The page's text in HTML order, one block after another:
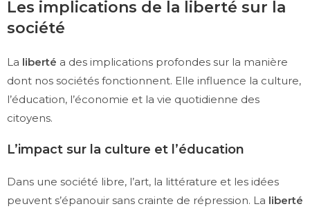
Les implications de la liberté sur la
société
La liberté a des implications profondes sur la manière
dont nos sociétés fonctionnent. Elle influence la culture,
l’éducation, l’économie et la vie quotidienne des
citoyens.
L’impact sur la culture et l’éducation
Dans une société libre, l’art, la littérature et les idées
peuvent s’épanouir sans crainte de répression. La liberté